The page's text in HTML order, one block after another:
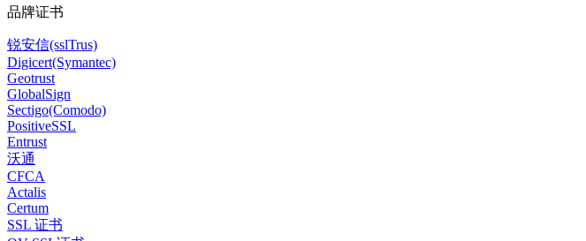
品牌证书
锐安信(sslTrus)
Digicert(Symantec)
Geotrust
GlobalSign
Sectigo(Comodo)
PositiveSSL
Entrust
沃通
CFCA
Actalis
Certum
SSL 证书